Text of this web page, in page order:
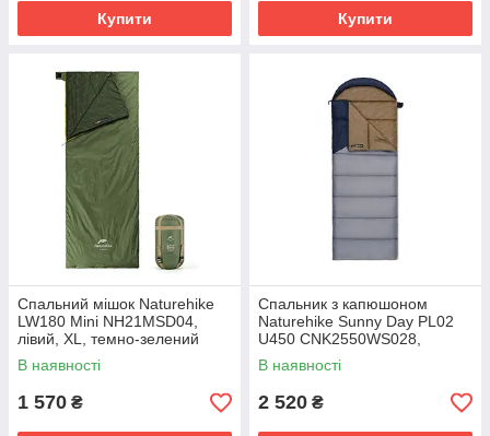
Купити Купити
Спальний мішок Naturehike
LW180 Mini NH21MSD04,
лівий, XL, темно-зелений
В наявності
1 570 ₴
Спальник з капюшоном
Naturehike Sunny Day PL02
U450 CNK2550WS028,
(3,9°C), лівий, блакитно-синій
В наявності
2 520 ₴